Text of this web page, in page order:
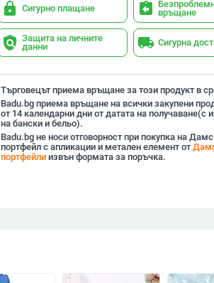
lock Сигурно плащане assignment_return връщане
policy Защита на личните
данни
local_shipping Сигурна
Търговецът приема връщане за този продукт в
Badu.bg приема връщане на всички закупени
от 14 календарни дни от датата на получаване(с
на бански и бельо).
Badu.bg не носи отговорност при покупка на
портфейл с апликации и метален елемент от
портфейлиизвън формата за поръчка.